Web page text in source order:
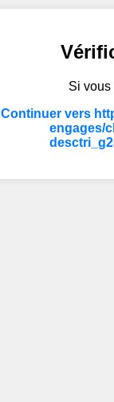
Si vous
Continuer vers
engages/